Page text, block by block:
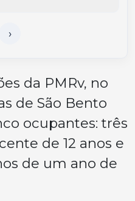
da PMRv, no
de São Bento
ocupantes: três
de 12 anos e
de um ano de